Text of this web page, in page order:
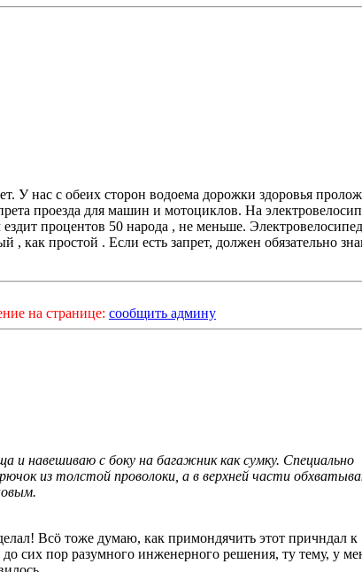
У нас с обеих сторон водоема дорожки здоровья
проезда для машин и мотоциклов. На
процентов 50 народа , не меньше.
, как простой . Если есть запрет, должен обязательно
на странице: сообщить админу
и навешиваю с боку на багажник как сумку. Специально
из толстой проволоки, а в верхней части
Всö тоже думаю, как примондячить этот причндал к
сих пор разумного инженерного решения, ту тему, у